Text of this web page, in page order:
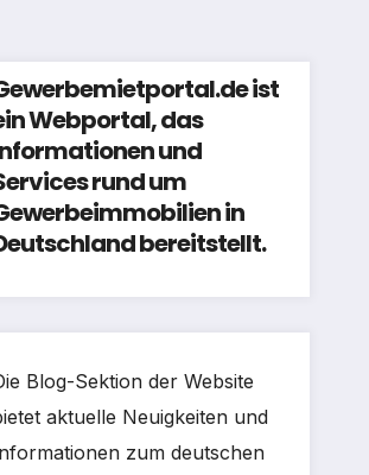
ist
Webportal, das
und
rund um
in
bereitstellt.
Blog-Sektion der Website
aktuelle Neuigkeiten und
zum deutschen